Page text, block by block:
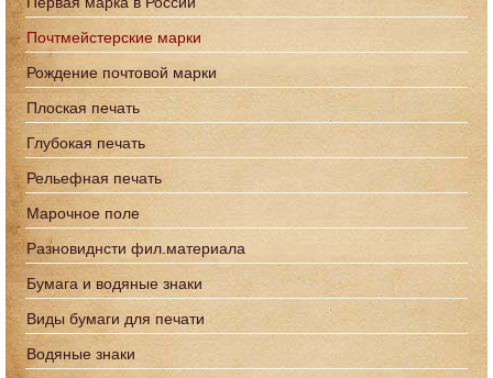
Почтмейстерские марки
Рождение почтовой марки
Плоская печать
Глубокая печать
Рельефная печать
Марочное поле
Разновиднсти фил.материала
Бумага и водяные знаки
Виды бумаги для печати
Водяные знаки